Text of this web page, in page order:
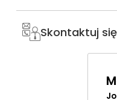
Skontaktuj